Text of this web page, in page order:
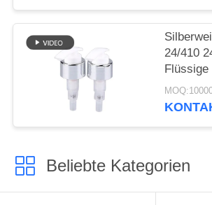
24/410
Flüssige
Creme
Beliebte Kategorien